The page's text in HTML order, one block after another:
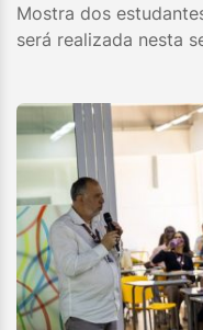
Mostra dos
será realizada nesta